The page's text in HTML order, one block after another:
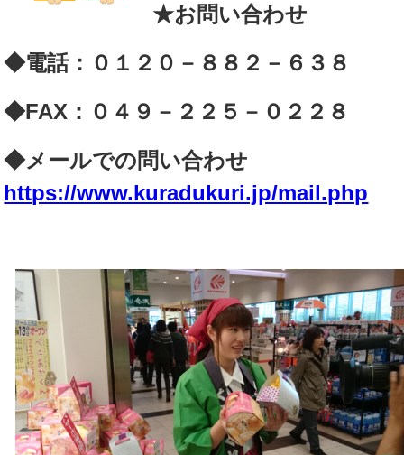
★お問い合わせ
◆電話：０１２０－８８２－６３８
◆FAX：０４９－２２５－０２２８
◆メールでの問い合わせ
https://www.kuradukuri.jp/mail.php